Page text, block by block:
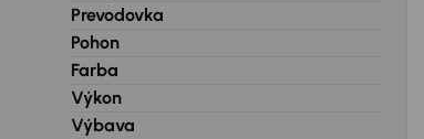
Prevodovka
Pohon
Farba
Výkon
Výbava